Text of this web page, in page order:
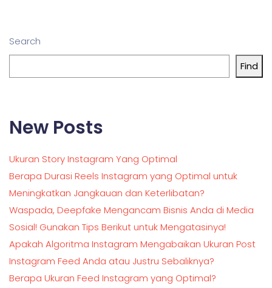
Search
Find
New Posts
Ukuran Story Instagram Yang Optimal
Berapa Durasi Reels Instagram yang Optimal untuk
Meningkatkan Jangkauan dan Keterlibatan?
Waspada, Deepfake Mengancam Bisnis Anda di Media
Sosial! Gunakan Tips Berikut untuk Mengatasinya!
Apakah Algoritma Instagram Mengabaikan Ukuran Post
Instagram Feed Anda atau Justru Sebaliknya?
Berapa Ukuran Feed Instagram yang Optimal?